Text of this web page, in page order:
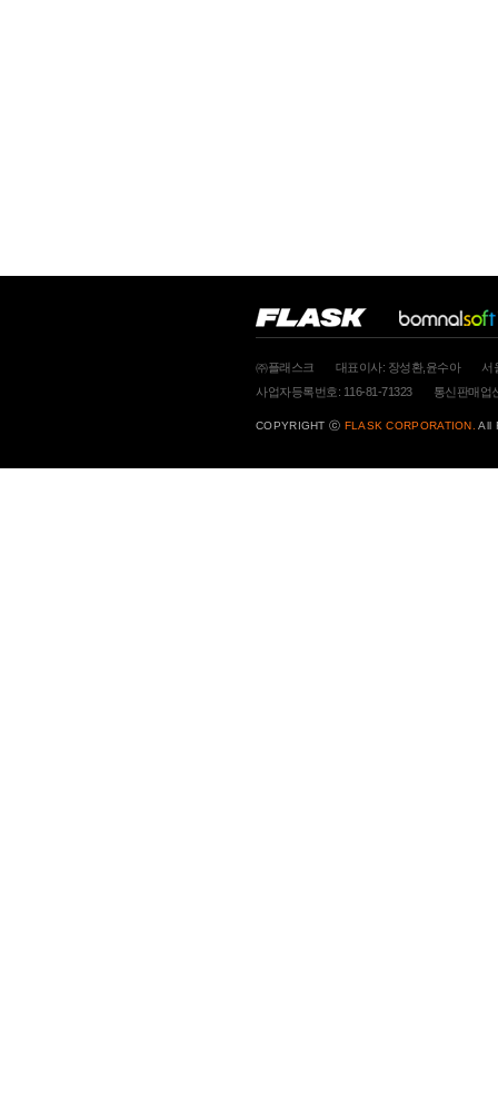
㈜플래스크 대표이사: 장성환,윤수아
서
사업자등록번호: 116-81-71323
통신판매업
COPYRIGHT ⓒ FLASK CORPORATION. All